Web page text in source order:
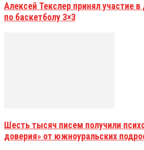
Алексей Текслер принял участие
по баскетболу 3×3
Шесть тысяч писем получили
доверия» от южноуральских